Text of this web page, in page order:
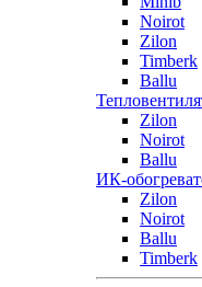
Noirot
Zilon
Timberk
Ballu
Zilon
Noirot
Ballu
ИК-
Zilon
Noirot
Ballu
Timberk